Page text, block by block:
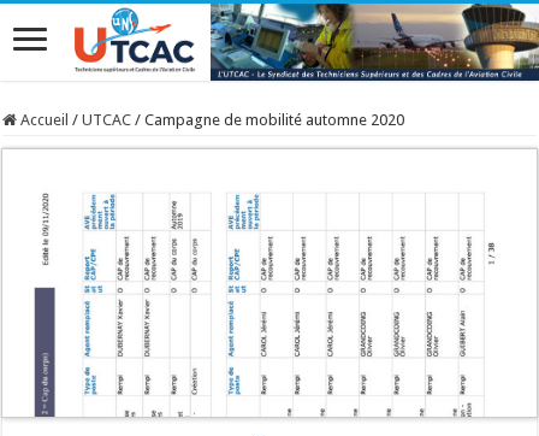
Accueil / UTCAC / Campagne de mobilité automne 2020